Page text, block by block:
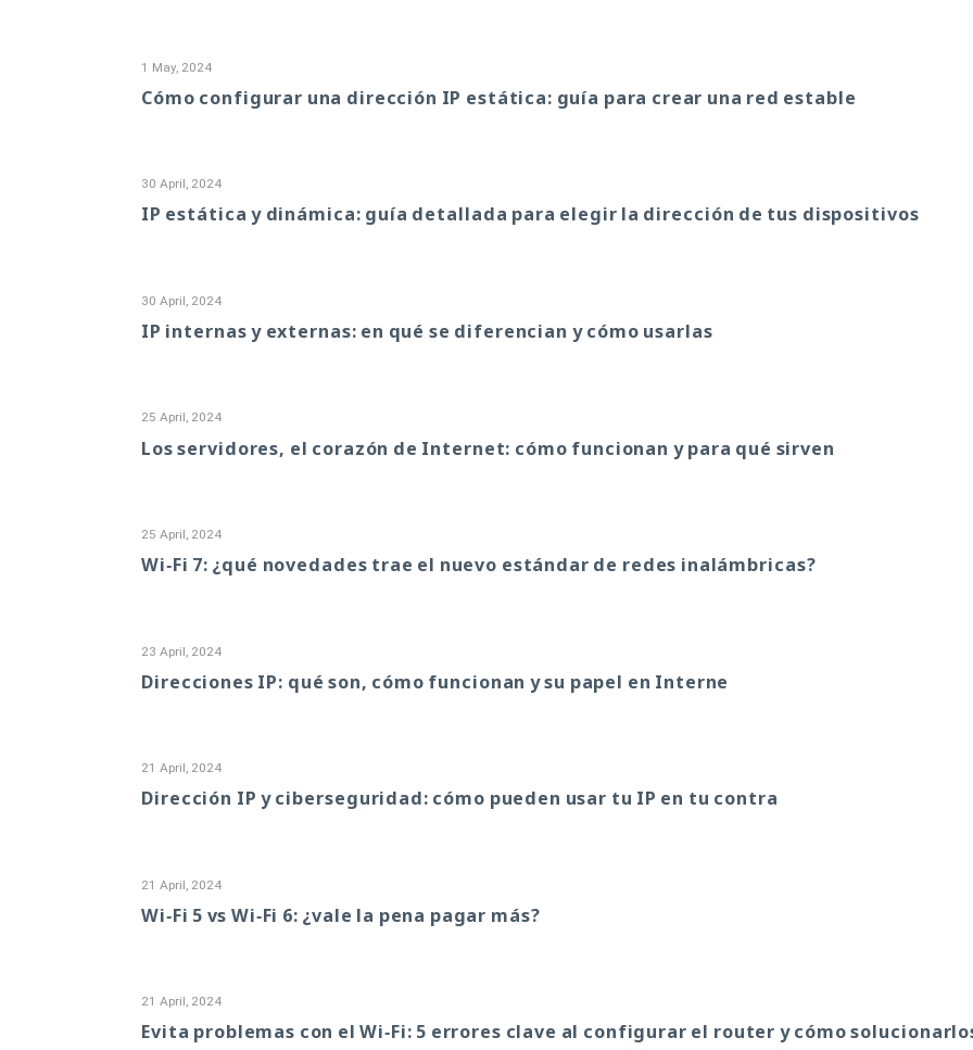
1 May, 2024
Cómo configurar una dirección IP estática: guía para crear una red estable
30 April, 2024
IP estática y dinámica: guía detallada para elegir la dirección de tus dispositivos
30 April, 2024
IP internas y externas: en qué se diferencian y cómo usarlas
25 April, 2024
Los servidores, el corazón de Internet: cómo funcionan y para qué sirven
25 April, 2024
Wi‑Fi 7: ¿qué novedades trae el nuevo estándar de redes inalámbricas?
23 April, 2024
Direcciones IP: qué son, cómo funcionan y su papel en Interne
21 April, 2024
Dirección IP y ciberseguridad: cómo pueden usar tu IP en tu contra
21 April, 2024
Wi‑Fi 5 vs Wi‑Fi 6: ¿vale la pena pagar más?
21 April, 2024
Evita problemas con el Wi‑Fi: 5 errores clave al configurar el router y cómo